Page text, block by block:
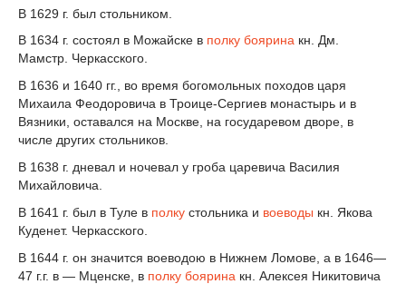
В 1629 г. был стольником.
В 1634 г. состоял в Можайске в полку боярина кн. Дм.
Мамстр. Черкасского.
В 1636 и 1640 гг., во время богомольных походов царя
Михаила Феодоровича в Троице-Сергиев монастырь и в
Вязники, оставался на Москве, на государевом дворе, в
числе других стольников.
В 1638 г. дневал и ночевал у гроба царевича Василия
Михайловича.
В 1641 г. был в Туле в полку стольника и воеводы кн. Якова
Куденет. Черкасского.
В 1644 г. он значится воеводою в Нижнем Ломове, а в 1646—
47 г.г. в — Мценске, в полку боярина кн. Алексея Никитовича